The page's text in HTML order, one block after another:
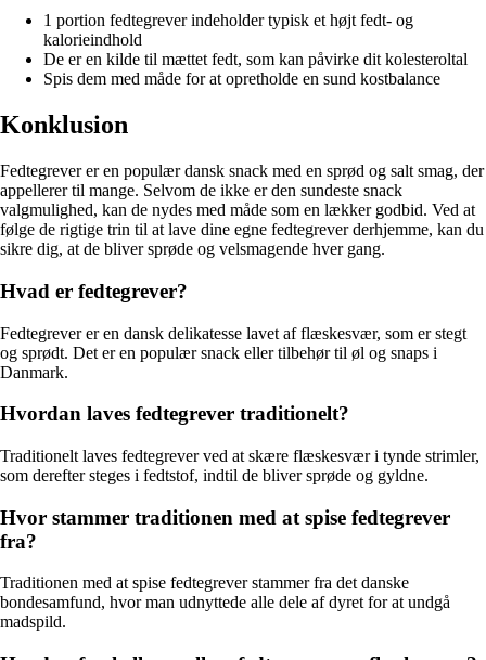
1 portion fedtegrever indeholder typisk et højt fedt- og
kalorieindhold
De er en kilde til mættet fedt, som kan påvirke dit kolesteroltal
Spis dem med måde for at opretholde en sund kostbalance
Konklusion
Fedtegrever er en populær dansk snack med en sprød og salt smag, der
appellerer til mange. Selvom de ikke er den sundeste snack
valgmulighed, kan de nydes med måde som en lækker godbid. Ved at
følge de rigtige trin til at lave dine egne fedtegrever derhjemme, kan du
sikre dig, at de bliver sprøde og velsmagende hver gang.
Hvad er fedtegrever?
Fedtegrever er en dansk delikatesse lavet af flæskesvær, som er stegt
og sprødt. Det er en populær snack eller tilbehør til øl og snaps i
Danmark.
Hvordan laves fedtegrever traditionelt?
Traditionelt laves fedtegrever ved at skære flæskesvær i tynde strimler,
som derefter steges i fedtstof, indtil de bliver sprøde og gyldne.
Hvor stammer traditionen med at spise fedtegrever
fra?
Traditionen med at spise fedtegrever stammer fra det danske
bondesamfund, hvor man udnyttede alle dele af dyret for at undgå
madspild.